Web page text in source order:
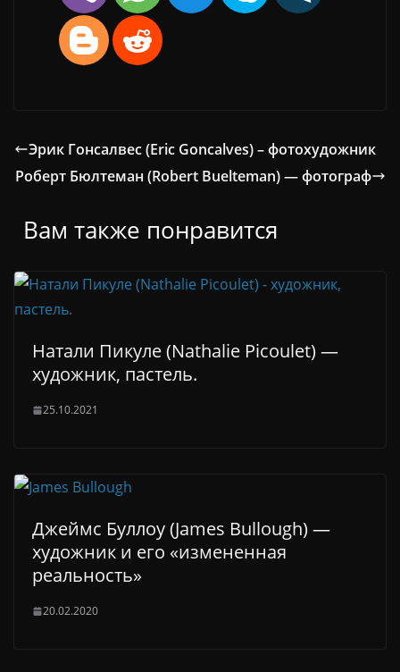
Эрик Гонсалвес (Eric Goncalves) – фотохудожник
Роберт Бюлтеман (Robert Buelteman) — фотограф
Вам также понравится
Натали Пикуле (Nathalie Picoulet) —
художник, пастель.
25.10.2021
Джеймс Буллоу (James Bullough) —
художник и его «измененная
реальность»
20.02.2020